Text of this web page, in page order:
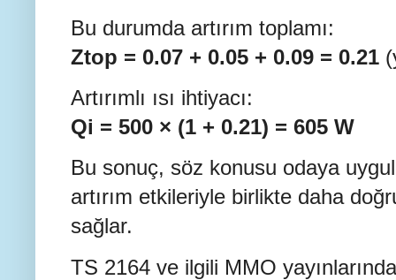
Bu durumda artırım toplamı:
Ztop = 0.07 + 0.05 + 0.09 = 0.21
Artırımlı ısı ihtiyacı:
Qi = 500 × (1 + 0.21) = 605 W
Bu sonuç, söz konusu odaya
artırım etkileriyle birlikte daha
sağlar.
TS 2164 ve ilgili MMO